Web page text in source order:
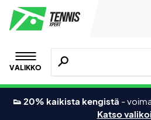
VALIKKO
Hae tuotteita,
👟 20% kaikista kengistä -
Katso